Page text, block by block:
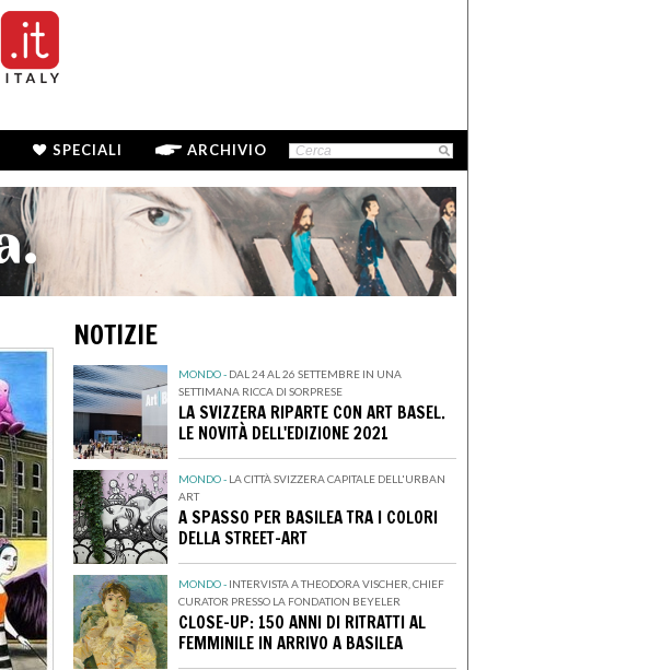
SPECIALI ARCHIVIO
NOTIZIE
MONDO - DAL 24 AL 26 SETTEMBRE IN UNA
SETTIMANA RICCA DI SORPRESE
LA SVIZZERA RIPARTE CON ART BASEL.
LE NOVITÀ DELL'EDIZIONE 2021
MONDO - LA CITTÀ SVIZZERA CAPITALE DELL'URBAN
ART
A SPASSO PER BASILEA TRA I COLORI
DELLA STREET-ART
MONDO - INTERVISTA A THEODORA VISCHER, CHIEF
CURATOR PRESSO LA FONDATION BEYELER
CLOSE-UP: 150 ANNI DI RITRATTI AL
FEMMINILE IN ARRIVO A BASILEA